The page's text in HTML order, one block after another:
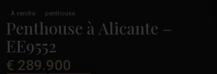
À vendre penthouse
Penthouse à Alicante –
EE9552
€ 289.900